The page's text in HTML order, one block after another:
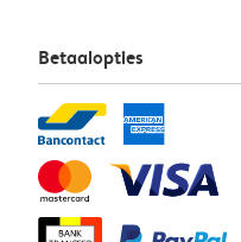
Betaalopties